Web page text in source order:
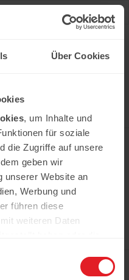
Über Cookies
, um Inhalte und
für soziale
die Zugriffe auf unsere
geben wir
unserer Website an
Werbung und
führen diese
weiteren Daten
Sie im Netzwerk
Philippsburg-